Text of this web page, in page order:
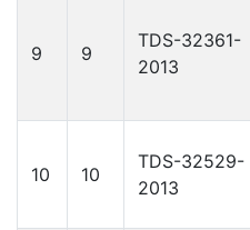
9 9
TDS-32361-
2013
10 10
TDS-32529-
2013